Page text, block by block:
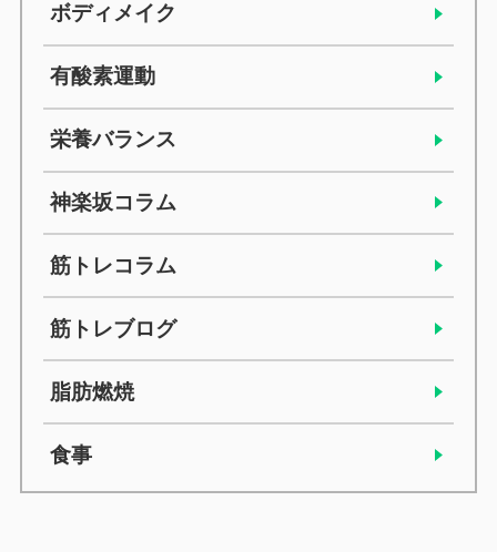
ボディメイク
有酸素運動
栄養バランス
神楽坂コラム
筋トレコラム
筋トレブログ
脂肪燃焼
食事